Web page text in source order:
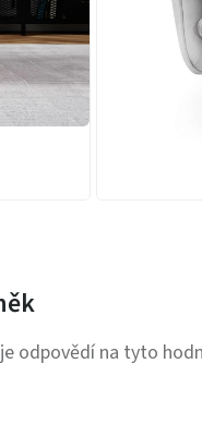
odpovědí na tyto